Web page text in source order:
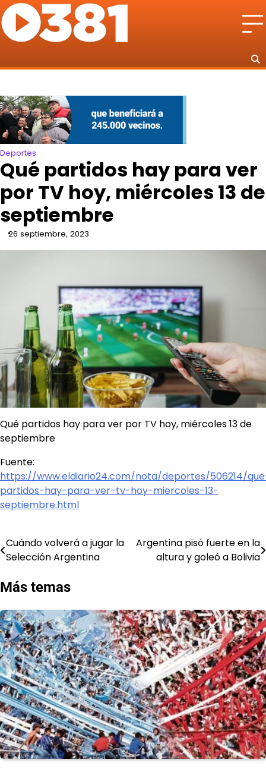
Skip
to
content
Deportes
Qué partidos hay para ver
por TV hoy, miércoles 13 de
septiembre
26 septiembre, 2023
Qué partidos hay para ver por TV hoy, miércoles 13 de
septiembre
Fuente:
https://www.eldiario24.com/nota/deportes/506214/
partidos-hay-para-ver-tv-hoy-miercoles-13-
septiembre.html
Navegación
entradas
Cuándo volverá a jugar la
Selección Argentina
Argentina pisó fuerte en la
altura y goleó a Bolivia
Más temas